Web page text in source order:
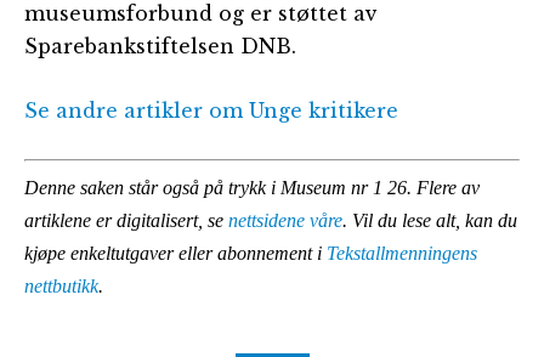
museumsforbund og er støttet av
Sparebankstiftelsen DNB.
Se andre artikler om Unge kritikere
Denne saken står også på trykk i Museum nr 1 26. Flere av
artiklene er digitalisert, se nettsidene våre. Vil du lese alt, kan du
kjøpe enkeltutgaver eller abonnement i Tekstallmenningens
nettbutikk.